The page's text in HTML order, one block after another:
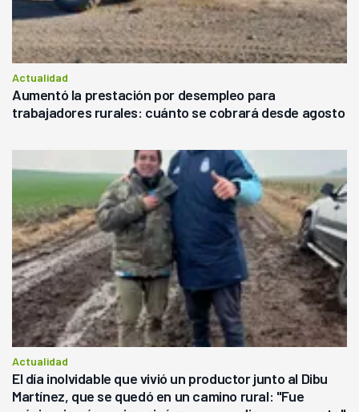
Actualidad
Aumentó la prestación por desempleo para
trabajadores rurales: cuánto se cobrará desde agosto
Actualidad
El día inolvidable que vivió un productor junto al Dibu
Martínez, que se quedó en un camino rural: "Fue